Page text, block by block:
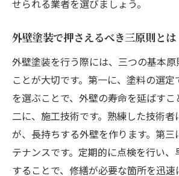
せられる業者を選びましょう。
外壁塗装で押さえるべき三原則とは
外壁塗装を行う際には、三つの基本原
ことが大切です。第一に、塗料の選定
を選ぶことで、外壁の寿命を延ばす
二に、施工技術です。熟練した技術
が、長持ちする外壁を作ります。第三
テナンスです。定期的に点検を行い
することで、修繕が必要な箇所を迅速